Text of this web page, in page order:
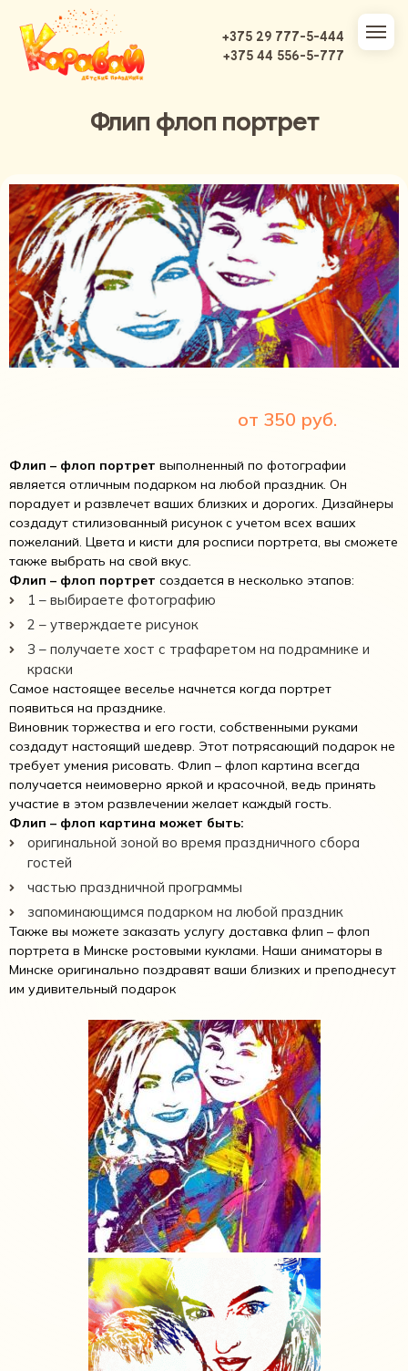
+375 29 777-5-444
+375 44 556-5-777
Флип флоп портрет
от 350 руб.
Флип – флоп портрет выполненный по фотографии
является отличным подарком на любой праздник. Он
порадует и развлечет ваших близких и дорогих. Дизайнеры
создадут стилизованный рисунок с учетом всех ваших
пожеланий. Цвета и кисти для росписи портрета, вы сможете
также выбрать на свой вкус.
Флип – флоп портрет создается в несколько этапов:
1 – выбираете фотографию
2 – утверждаете рисунок
3 – получаете хост с трафаретом на подрамнике и
краски
Самое настоящее веселье начнется когда портрет
появиться на празднике.
Виновник торжества и его гости, собственными руками
создадут настоящий шедевр. Этот потрясающий подарок не
требует умения рисовать. Флип – флоп картина всегда
получается неимоверно яркой и красочной, ведь принять
участие в этом развлечении желает каждый гость.
Флип – флоп картина может быть:
оригинальной зоной во время праздничного сбора
гостей
частью праздничной программы
запоминающимся подарком на любой праздник
Также вы можете заказать услугу доставка флип – флоп
портрета в Минске ростовыми куклами. Наши аниматоры в
Минске оригинально поздравят ваши близких и преподнесут
им удивительный подарок